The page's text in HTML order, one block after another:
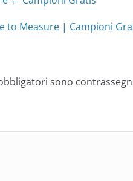
to Measure | Campioni
sono